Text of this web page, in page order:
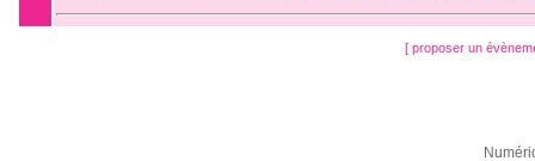
[ proposer un